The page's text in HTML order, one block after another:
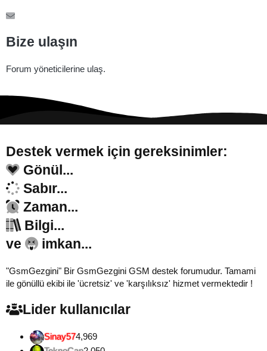
Bize ulaşın
Forum yöneticilerine ulaş.
Destek vermek için gereksinimler:
Gönül...
Sabır...
Zaman...
Bilgi...
ve
imkan...
"GsmGezgini" Bir GsmGezgini GSM destek forumudur. Tamami
ile gönüllü ekibi ile 'ücretsiz' ve 'karşılıksız' hizmet vermektedir !
Lider kullanıcılar
Sinay574,969